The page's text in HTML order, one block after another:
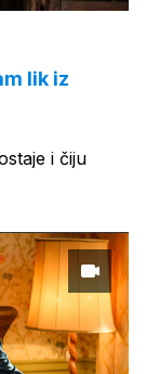
lik iz
i čiju